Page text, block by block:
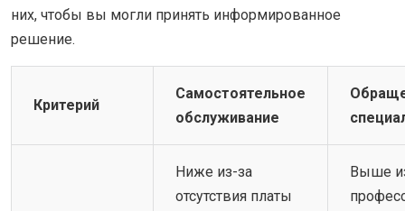
них, чтобы вы могли принять информированное
решение.
Критерий
Самостоятельное
обслуживание
Ниже из-за
отсутствия платы
Выше